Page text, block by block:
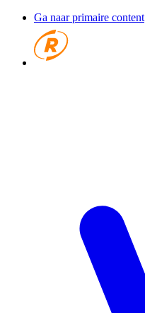
Ga naar primaire content